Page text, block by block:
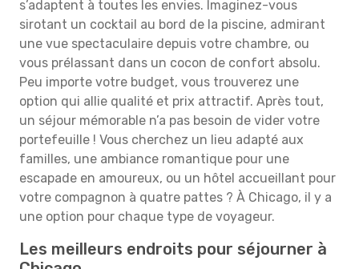
s’adaptent à toutes les envies. Imaginez-vous
sirotant un cocktail au bord de la piscine, admirant
une vue spectaculaire depuis votre chambre, ou
vous prélassant dans un cocon de confort absolu.
Peu importe votre budget, vous trouverez une
option qui allie qualité et prix attractif. Après tout,
un séjour mémorable n’a pas besoin de vider votre
portefeuille ! Vous cherchez un lieu adapté aux
familles, une ambiance romantique pour une
escapade en amoureux, ou un hôtel accueillant pour
votre compagnon à quatre pattes ? À Chicago, il y a
une option pour chaque type de voyageur.
Les meilleurs endroits pour séjourner à